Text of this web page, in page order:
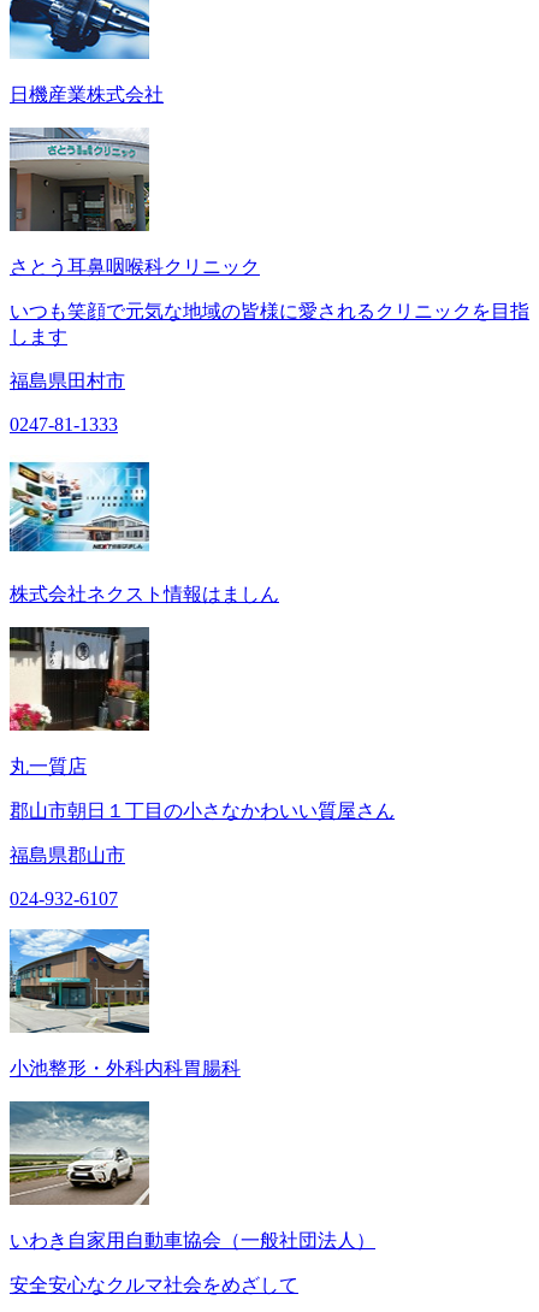
日機産業株式会社
さとう耳鼻咽喉科クリニック
いつも笑顔で元気な地域の皆様に愛されるクリニックを目指
します
福島県田村市
0247-81-1333
株式会社ネクスト情報はましん
丸一質店
郡山市朝日１丁目の小さなかわいい質屋さん
福島県郡山市
024-932-6107
小池整形・外科内科胃腸科
いわき自家用自動車協会（一般社団法人）
安全安心なクルマ社会をめざして